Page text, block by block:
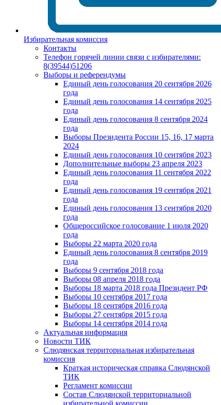
Избирательная комиссия
Контакты
Телефон горячей линии связи с избирателями:
8(39544)51206
Выборы и референдумы
Единый день голосования 20 сентября 2026
года
Единый день голосования 14 сентября 2025
года
Единый день голосования 8 сентября 2024
года
Выборы Президента России 15, 16, 17 марта
2024
Единый день голосования 10 сентября 2023
Дополнительные выборы 23 апреля 2023
Единый день голосования 11 сентября 2022
года
Единый день голосования 19 сентября 2021
года
Единый день голосования 13 сентября 2020
года
Общероссийское голосование 1 июля 2020
года
Выборы 22 марта 2020 года
Единый день голосования 8 сентября 2019
года
Выборы 9 сентября 2018 года
Выборы 08 апреля 2018 года
Выборы 18 марта 2018 года Президент РФ
Выборы 10 сентября 2017 года
Выборы 18 сентября 2016 года
Выборы 27 сентября 2015 года
Выборы 14 сентября 2014 года
Актуальная информация
Новости ТИК
Слюдянская территориальная избирательная
комиссия
Краткая историческая справка Слюдянской
ТИК
Регламент комиссии
Состав Слюдянской территориальной
избирательной комиссии